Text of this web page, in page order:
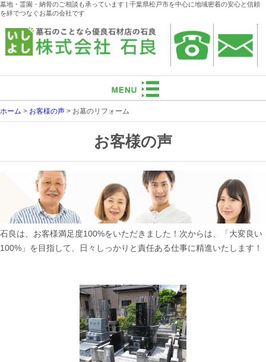
墓地・霊園・納骨のご相談も承っています | 千葉県松戸市を中心に地域密着の安心と信頼
を絆でつなぐお墓の会社です
ホーム > お客様の声 > お墓のリフォーム
お客様の声
石良は、お客様満足度100%をいただきました！次からは、「大変良い
100%」を目指して、日々しっかりと責任ある仕事に精進いたします！